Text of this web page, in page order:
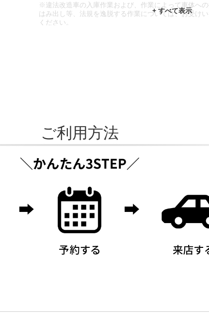
※違法改造車の入庫作業および、作業によって車体へ
はみ出し等、法規を逸脱する作業については、お受け
ください。
ご利用方法